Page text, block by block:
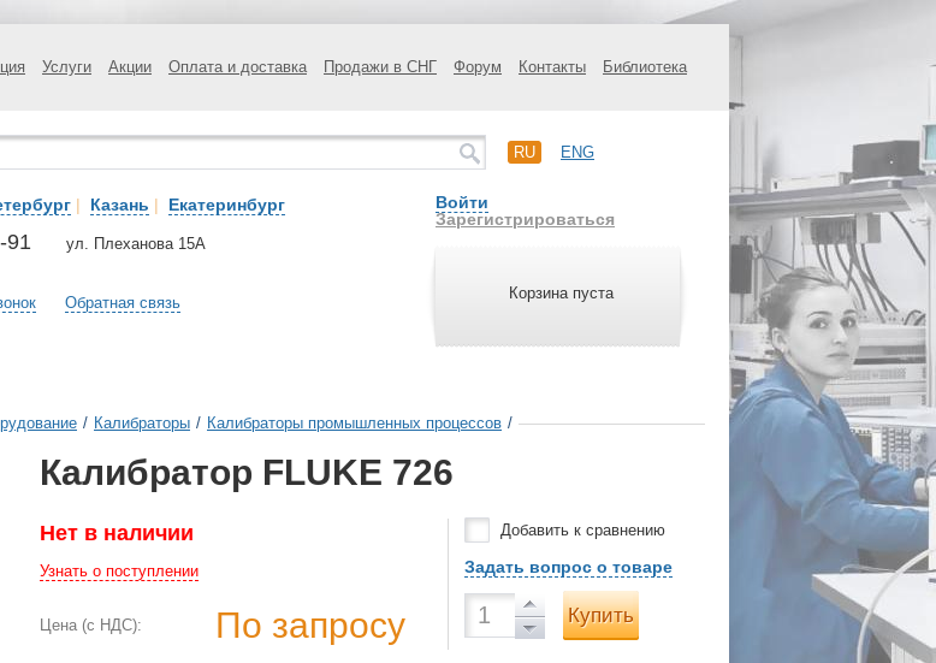
Услуги Акции Оплата и доставка Продажи в СНГ Форум Контакты Библиотека
RU ENG
| Казань | Екатеринбург
91 ул. Плеханова 15А
Обратная связь
Войти
Зарегистрироваться
Корзина пуста
/ Калибраторы / Калибраторы промышленных процессов /
Калибратор FLUKE 726
Нет в наличии
Узнать о поступлении
Цена (с НДС): По запросу
Добавить к сравнению
Задать вопрос о товаре
Купить